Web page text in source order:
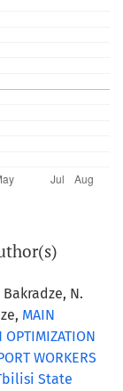
N.
MAIN
OPTIMIZATION
WORKERS
State